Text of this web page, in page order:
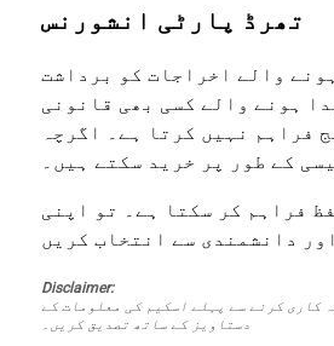
تھرڈ پارٹی انشورنس
والے اخراجات کو برداشت
ہونے والے کسی بھی قانونی
فراہم نہیں کرتا ہے۔ اگرچہ
کے طور پر خرید سکتے ہیں۔
فراہم کر سکتا ہے۔ تو اپنی
Disclaimer:
کاری کرنے سے پہلے اسکیم کی معلومات کے
دستاویز کے ساتھ تصدیق کریں۔